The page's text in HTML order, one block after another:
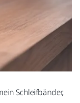
Schleifbänder,